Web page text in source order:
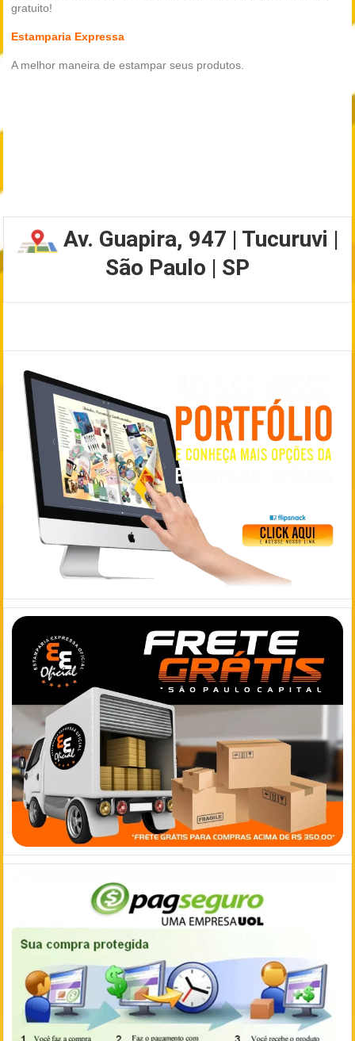
gratuito!
Estamparia Expressa
A melhor maneira de estampar seus produtos.
Av. Guapira, 947 | Tucuruvi |
São Paulo | SP